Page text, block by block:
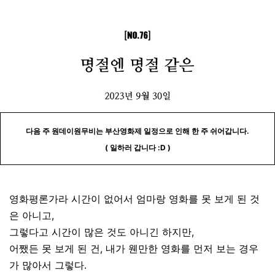
다음 주 원데이원무비는 부산영화제 일정으로 인해 한 주 쉬어갑니다.
( 일하러 갑니다 :D )
영화평론가라 시간이 없어서 엄마랑 영화를 못 보게 된 것
은 아니고,
그렇다고 시간이 많은 것도 아니긴 하지만,
어쨌든 못 보게 된 건, 내가 웬만한 영화를 먼저 보는 경우
가 많아서 그렇다.